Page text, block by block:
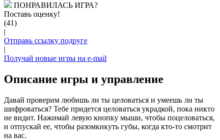
ПОНРАВИЛАСЬ ИГРА?
Поставь оценку!
(41)
|
Отправь ссылку подруге
|
Получай новые игры на e-mail
Описание игры и управление
Давай проверим любишь ли ты целоваться и умеешь ли ты
шифроваться? Тебе придется целоваться украдкой, пока никто
не видит. Нажимай левую кнопку мыши, чтобы поцеловаться,
и отпускай ее, чтобы разомкнкуть губы, когда кто-то смотрит
на вас.